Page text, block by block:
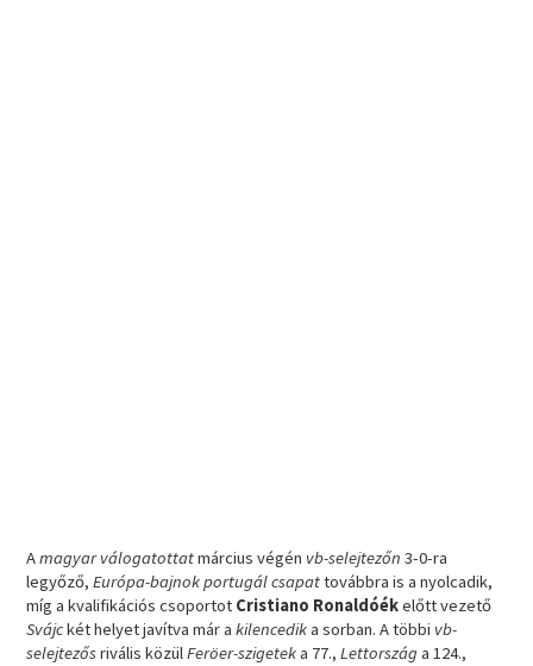
Amagyar válogatottatmárcius végén vb-selejtezőn 3-0-ra
legyőző,Európa-bajnok portugál csapattovábbra is a nyolcadik,
míg a kvalifikációs csoportot Cristiano Ronaldóékelőtt vezető
Svájckét helyet javítva már akilencedika sorban. A többi vb-
selejtezősrivális közülFeröer-szigeteka 77.,Lettországa 124.,